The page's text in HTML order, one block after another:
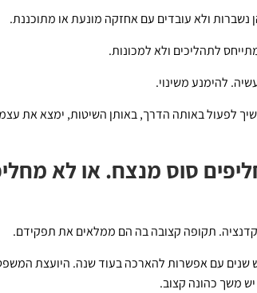
נשברות ולא עובדים עם אחזקה מונעת או מתוכננת.
לתהליכים ולא למכונות.
להימנע משינוי.
לפעול באותה הדרך, באותן השיטות, ימצא את
סוס מנצח. או לא
תקופה קצובה בה הם ממלאים את תפקידם.
שנים עם אפשרות להארכה בעוד שנה. היועצת
משך כהונה קצוב.